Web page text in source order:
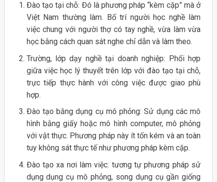
Đào tạo tại chỗ: Đó là phương pháp “kèm cặp” mà ở
Việt Nam thường làm. Bố trí người học nghề làm
việc chung với người thợ có tay nghề, vừa làm vừa
học bằng cách quan sát nghe chỉ dẫn và làm theo.
Trường, lớp dạy nghề tại doanh nghiệp: Phối hợp
giữa việc học lý thuyết trên lớp với đào tạo tại chỗ,
trực tiếp thực hành với công việc được giao phù
hợp.
Đào tạo bằng dụng cụ mô phỏng: Sử dụng các mô
hình bằng giấy hoặc mô hình computer, mô phỏng
với vật thực. Phương pháp này ít tốn kém và an toàn
tuy không sát thực tế như phương pháp kèm cặp.
Đào tạo xa nơi làm việc: tương tự phương pháp sử
dụng dụng cụ mô phỏng, song dụng cụ gần giống